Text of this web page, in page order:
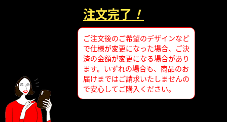
注文完了 ！
ご注文後のご希望のデザインなど
で仕様が変更になった場合、ご決
済の金額が変更になる場合があり
ます。いずれの場合も、商品のお
届けまではご請求いたしませんの
で安心してご購入ください。